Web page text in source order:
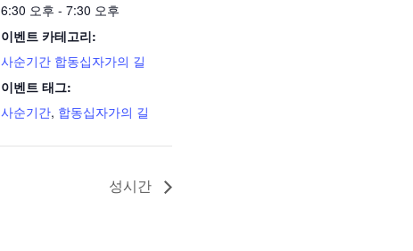
6:30 오후 - 7:30 오후
이벤트 카테고리:
사순기간 합동십자가의 길
이벤트 태그:
사순기간, 합동십자가의 길
성시간